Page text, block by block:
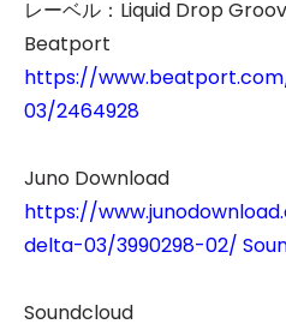
レーベル：Liquid Drop
Beatport
https://
03/2464928
Juno Download
https://
delta-03/3990298-02/
Soundcloud